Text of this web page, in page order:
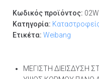
Κωδικός προϊόντος:
Κατηγορία:
Ετικέτα: Weibang
ΜΕΓΙΣΤΗ ΔΙΕΙΣΔΥΣΗ